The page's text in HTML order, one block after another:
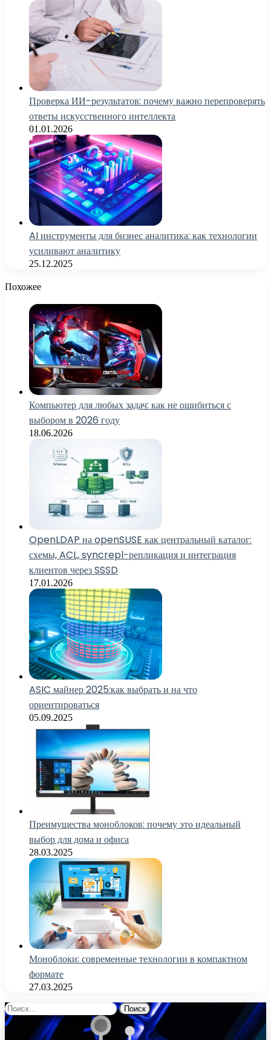
Проверка ИИ-результатов: почему важно перепроверять
ответы искусственного интеллекта
01.01.2026
AI инструменты для бизнес аналитика: как технологии
усиливают аналитику
25.12.2025
Похожее
Компьютер для любых задач: как не ошибиться с
выбором в 2026 году
18.06.2026
OpenLDAP на openSUSE как центральный каталог:
схемы, ACL, syncrepl-репликация и интеграция
клиентов через SSSD
17.01.2026
ASIC майнер 2025:как выбрать и на что
ориентироваться
05.09.2025
Преимущества моноблоков: почему это идеальный
выбор для дома и офиса
28.03.2025
Моноблоки: современные технологии в компактном
формате
27.03.2025
Найти: